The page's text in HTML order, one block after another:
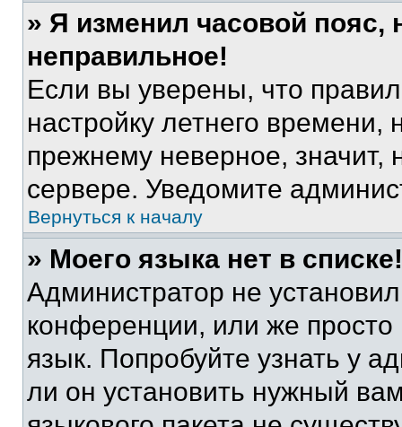
» Я изменил часовой пояс,
неправильное!
Если вы уверены, что
настройку летнего
прежнему неверное, значит,
сервере. Уведомите
Вернуться к началу
» Моего языка нет в списке!
Администратор не
конференции, или же
язык. Попробуйте узнать у
ли он установить нужный